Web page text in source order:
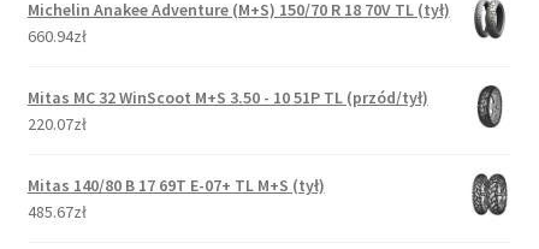
Michelin Anakee Adventure (M+S) 150/70 R 18 70V TL (tył)
660.94zł
Mitas MC 32 WinScoot M+S 3.50 - 10 51P TL (przód/tył)
220.07zł
Mitas 140/80 B 17 69T E-07+ TL M+S (tył)
485.67zł